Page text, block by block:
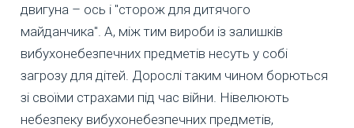
двигуна – ось і "сторож для дитячого
майданчика". А, між тим вироби із залишків
вибухонебезпечних предметів несуть у собі
загрозу для дітей. Дорослі таким чином борються
зі своїми страхами під час війни. Нівелюють
небезпеку вибухонебезпечних предметів,